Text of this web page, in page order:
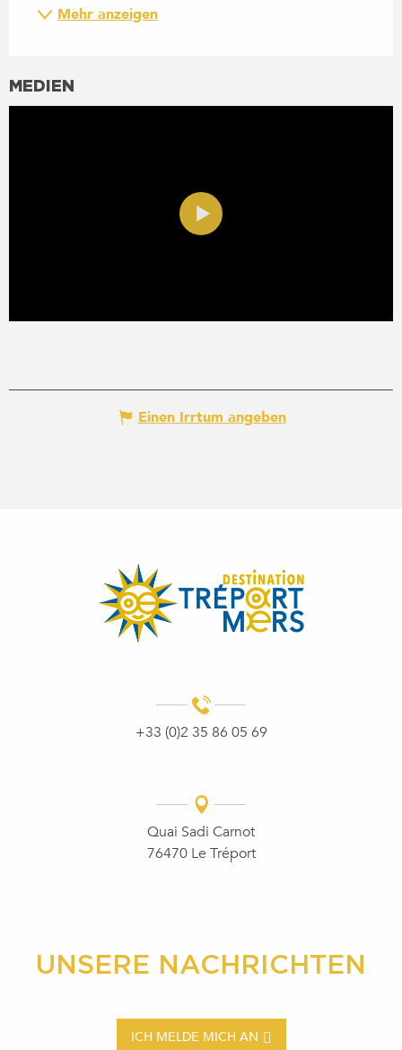
Mehr anzeigen
MEDIEN
Einen Irrtum angeben
+33 (0)2 35 86 05 69
Quai Sadi Carnot
76470 Le Tréport
UNSERE NACHRICHTEN
ICH MELDE MICH AN